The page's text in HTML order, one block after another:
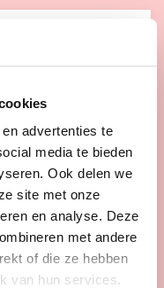
advertenties te
media te bieden
Ook delen we
site met onze
en analyse. Deze
met andere
of die ze hebben
van hun services.
hun
help je
binnen een
vacature